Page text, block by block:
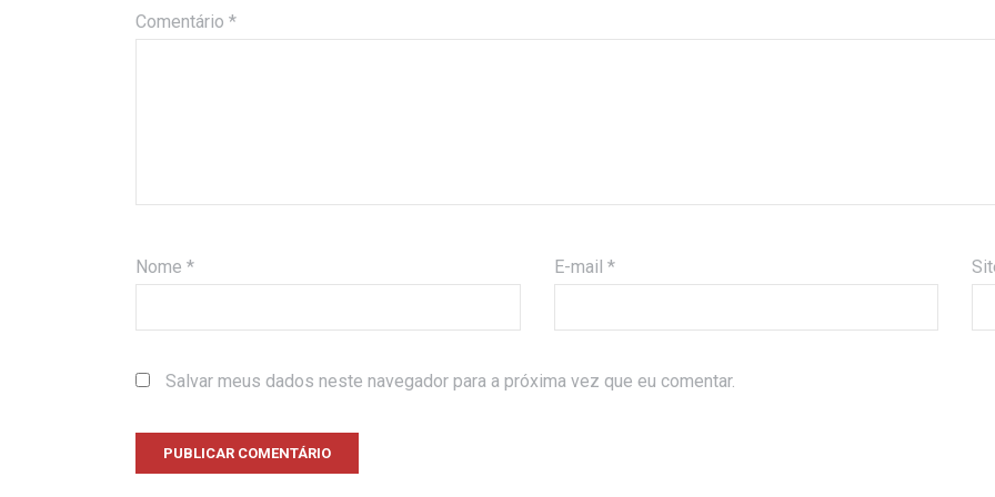
Comentário *
Nome * E-mail *
Salvar meus dados neste navegador para a próxima vez que eu comentar.